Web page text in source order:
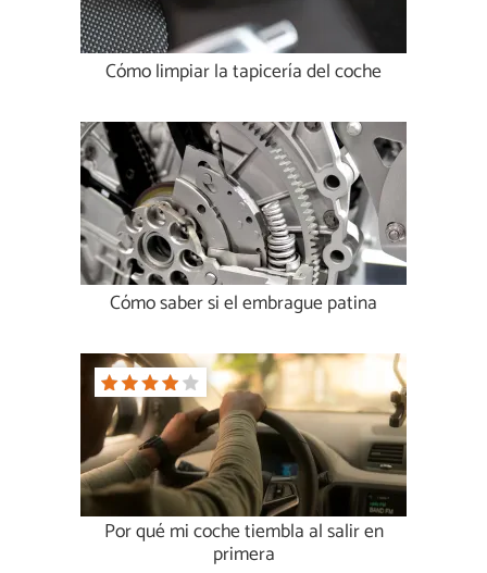
Cómo limpiar la tapicería del coche
Cómo saber si el embrague patina
Por qué mi coche tiembla al salir en
primera